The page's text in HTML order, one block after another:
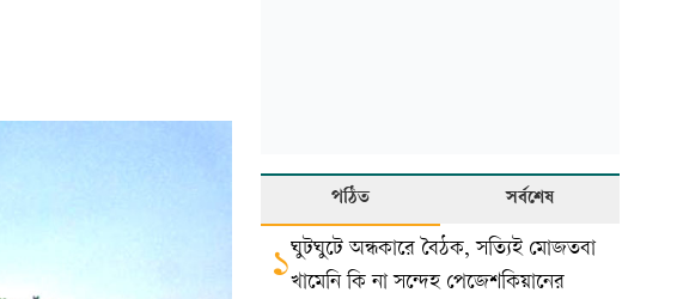
পঠিত সর্বশেষ
১ঘুটঘুটে অন্ধকারে বৈঠক, সত্যিই মোজতবা
খামেনি কি না সন্দেহ পেজেশকিয়ানের